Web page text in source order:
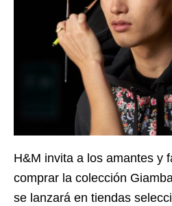
H&M invita a los amantes y
comprar la colección
se lanzará en tiendas